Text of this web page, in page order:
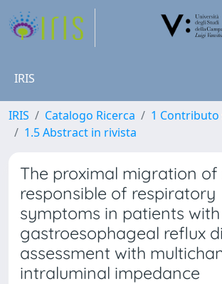
IRIS
IRIS Catalogo Ricerca
1 Contributo
1.5 Abstract in rivista
The proximal migration of
responsible of respiratory
symptoms in patients with
gastroesophageal reflux
assessment with
intraluminal impedance